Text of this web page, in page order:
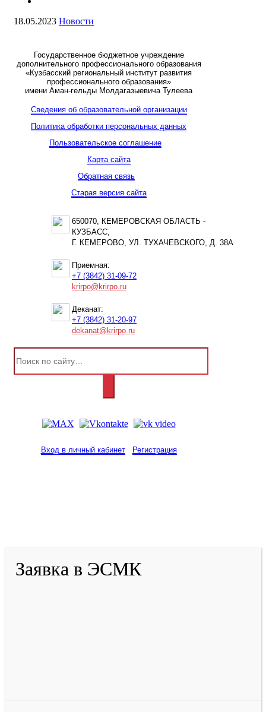
18.05.2023 Новости
Государственное бюджетное учреждение
дополнительного профессионального образования
«Кузбасский региональный институт развития
профессионального образования»
имени Аман-гельды Молдагазыевича Тулеева
Сведения об образовательной организации
Политика обработки персональных данных
Пользовательское соглашение
Карта сайта
Обратная связь
Старая версия сайта
650070, КЕМЕРОВСКАЯ ОБЛАСТЬ -
КУЗБАСС,
Г. КЕМЕРОВО, УЛ. ТУХАЧЕВСКОГО, Д. 38А
Приемная:
+7 (3842) 31-09-72
krirpo@krirpo.ru
Деканат:
+7 (3842) 31-20-97
dekanat@krirpo.ru
Вход в личный кабинет Регистрация
Заявка в ЭСМК